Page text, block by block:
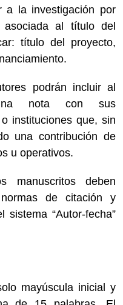
a la investigación por
al título del
título del proyecto,
podrán incluir al
nota con sus
instituciones que, sin
una contribución de
u operativos.
manuscritos deben
de citación y
“Autor-fecha”
mayúscula inicial y